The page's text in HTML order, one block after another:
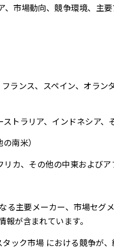
市場動向、競争環境、主要
ランス、スペイン、オラン
トラリア、インドネシア、
南米）
カ、その他の中東およびア
る主要メーカー、市場セグ
が含まれています。
ック市場 における競争が